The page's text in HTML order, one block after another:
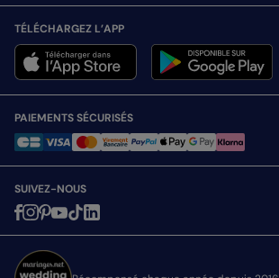
TÉLÉCHARGEZ L’APP
PAIEMENTS SÉCURISÉS
SUIVEZ-NOUS